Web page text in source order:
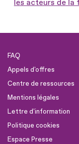
les acteurs de la
FAQ
Appels d'offres
Centre de ressources
Mentions légales
Lettre d'information
Politique cookies
Espace Presse